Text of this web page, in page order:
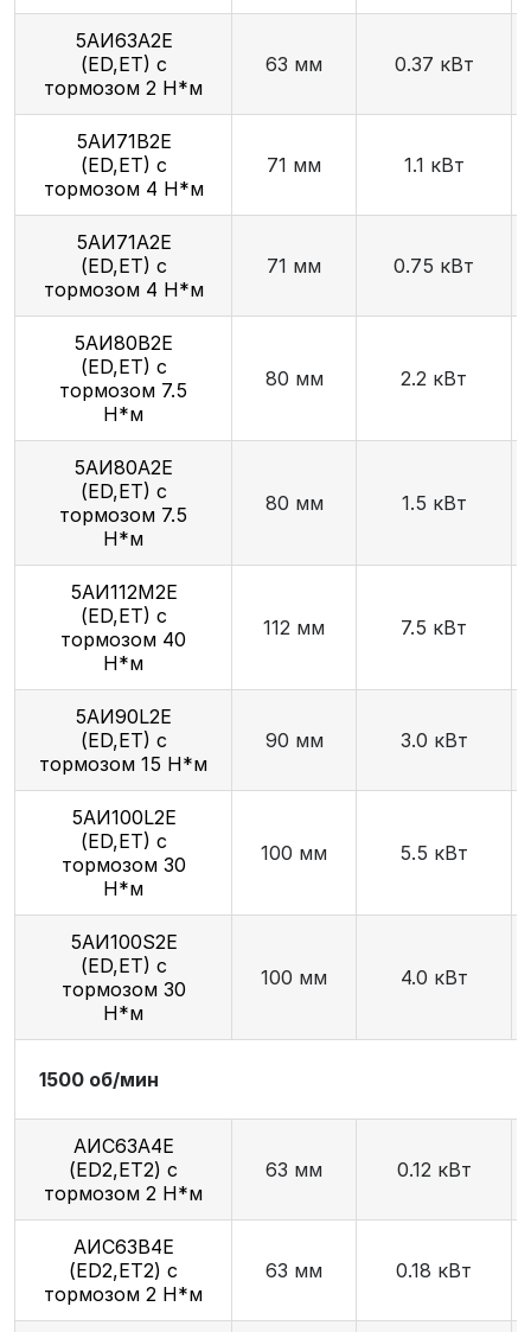
5АИ63А2E
(ED,ET) с
тормозом 2 Н*м
63 мм 0.37 кВт
5АИ71В2E
(ED,ET) с
тормозом 4 Н*м
71 мм 1.1 кВт
5АИ71А2E
(ED,ET) с
тормозом 4 Н*м
71 мм 0.75 кВт
5АИ80В2E
(ED,ET) с
тормозом 7.5
Н*м
80 мм 2.2 кВт
5АИ80А2E
(ED,ET) с
тормозом 7.5
Н*м
80 мм 1.5 кВт
5АИ112М2E
(ED,ET) с
тормозом 40
Н*м
112 мм 7.5 кВт
5АИ90L2E
(ED,ET) с
тормозом 15 Н*м
90 мм 3.0 кВт
5АИ100L2E
(ED,ET) с
тормозом 30
Н*м
100 мм 5.5 кВт
5АИ100S2E
(ED,ET) с
тормозом 30
Н*м
100 мм 4.0 кВт
1500 об/мин
АИС63А4Е
(ED2,ET2) с
тормозом 2 Н*м
63 мм 0.12 кВт
АИС63В4Е
(ED2,ET2) с
тормозом 2 Н*м
63 мм 0.18 кВт